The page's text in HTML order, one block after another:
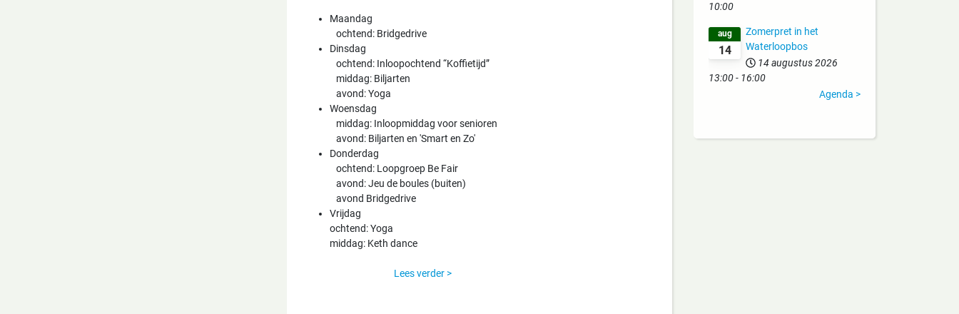
Maandag
ochtend: Bridgedrive
Dinsdag
ochtend: Inloopochtend “Koffietijd”
middag: Biljarten
avond: Yoga
Woensdag
middag: Inloopmiddag voor senioren
avond: Biljarten en 'Smart en Zo'
Donderdag
ochtend: Loopgroep Be Fair
avond: Jeu de boules (buiten)
avond Bridgedrive
Vrijdag
ochtend: Yoga
middag: Keth dance
Lees verder >
10:00
14
aug
Zomerpret in het
Waterloopbos
14 augustus 2026
13:00- 16:00
Agenda >